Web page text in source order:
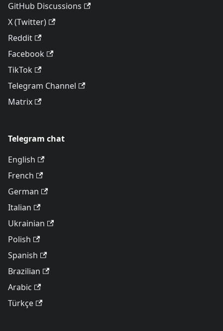
GitHub Discussions
X (Twitter)
Reddit
Facebook
TikTok
Telegram Channel
Matrix
Telegram chat
English
French
German
Italian
Ukrainian
Polish
Spanish
Brazilian
Arabic
Türkçe